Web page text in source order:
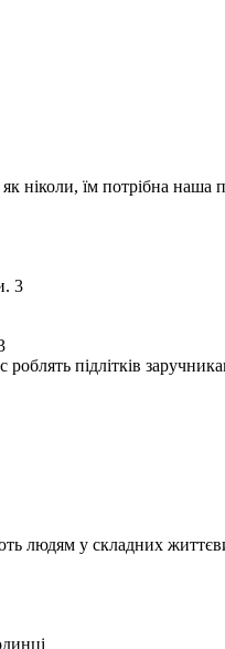
ніколи, їм потрібна наша
роблять підлітків
людям у складних